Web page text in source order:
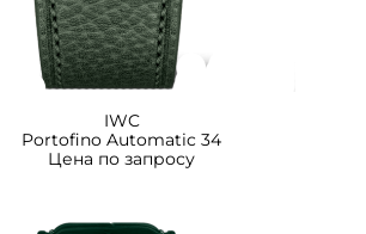
IWC
Portofino Automatic 34
Цена по запросу